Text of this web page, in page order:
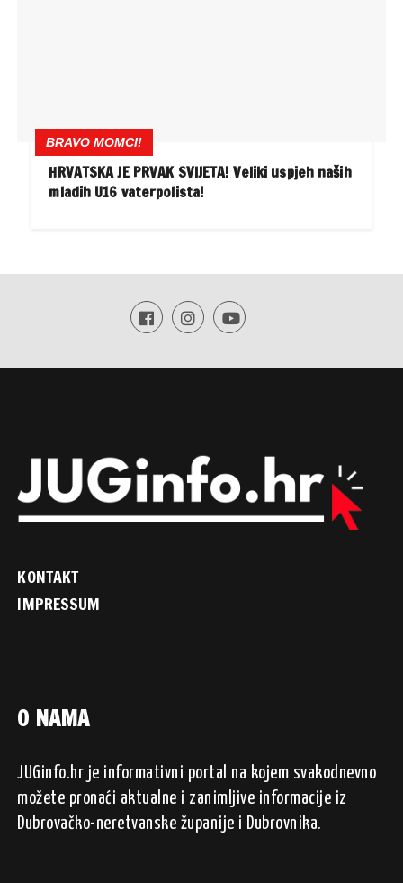
BRAVO MOMCI!
HRVATSKA JE PRVAK SVIJETA! Veliki uspjeh naših
mladih U16 vaterpolista!
KONTAKT
IMPRESSUM
O NAMA
JUGinfo.hr je informativni portal na kojem svakodnevno
možete pronaći aktualne i zanimljive informacije iz
Dubrovačko-neretvanske županije i Dubrovnika.